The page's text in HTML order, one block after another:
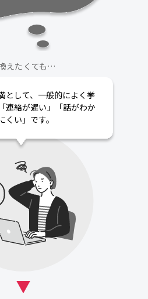
えたくても…
として、一般的によく挙
連絡が遅い」「話がわか
くい」です。